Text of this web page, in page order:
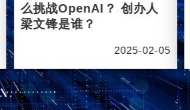
么挑战OpenAI？ 创办人
梁文锋是谁？
2025-02-05